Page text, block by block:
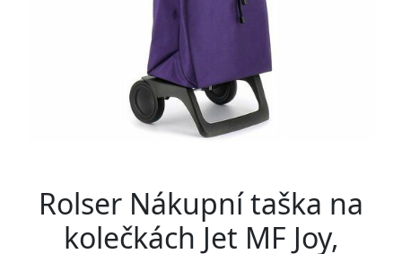
Rolser Nákupní taška na
kolečkách Jet MF Joy,